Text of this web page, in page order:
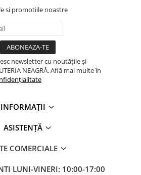
si promotiile noastre
newsletter cu noutățile și
NEAGRĂ. Află mai multe în
INFORMAȚII
ASISTENȚĂ
COMERCIALE
LUNI-VINERI: 10:00-17:00